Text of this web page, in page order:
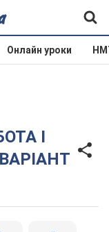
Онлайн уроки
I